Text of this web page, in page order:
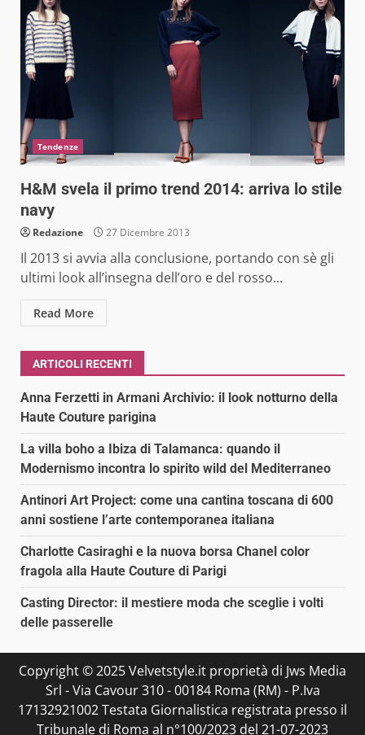
Tendenze
H&M svela il primo trend 2014: arriva lo stile
navy
Redazione 27 Dicembre 2013
Il 2013 si avvia alla conclusione, portando con sè gli
ultimi look all’insegna dell’oro e del rosso...
Read More
ARTICOLI RECENTI
Anna Ferzetti in Armani Archivio: il look notturno della
Haute Couture parigina
La villa boho a Ibiza di Talamanca: quando il
Modernismo incontra lo spirito wild del Mediterraneo
Antinori Art Project: come una cantina toscana di 600
anni sostiene l’arte contemporanea italiana
Charlotte Casiraghi e la nuova borsa Chanel color
fragola alla Haute Couture di Parigi
Casting Director: il mestiere moda che sceglie i volti
delle passerelle
Copyright © 2025 Velvetstyle.it proprietà di Jws Media
Srl - Via Cavour 310 - 00184 Roma (RM) - P.Iva
17132921002 Testata Giornalistica registrata presso il
Tribunale di Roma al n°100/2023 del 21-07-2023